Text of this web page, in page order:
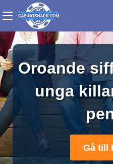
Oroande
unga
Gå till